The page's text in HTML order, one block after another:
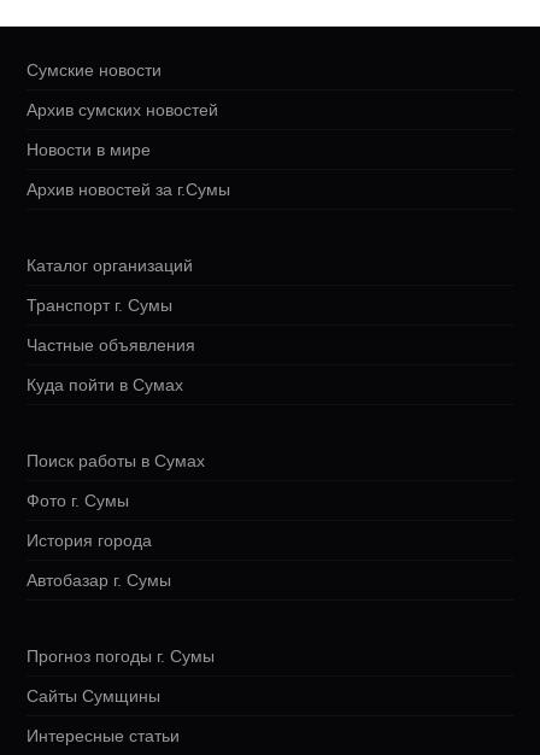
Сумские новости
Архив сумских новостей
Новости в мире
Архив новостей за г.Сумы
Каталог организаций
Транспорт г. Сумы
Частные объявления
Куда пойти в Сумах
Поиск работы в Сумах
Фото г. Сумы
История города
Автобазар г. Сумы
Прогноз погоды г. Сумы
Сайты Сумщины
Интересные статьи